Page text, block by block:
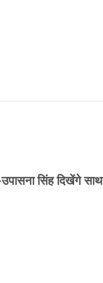
उपासना सिंह दिखेंगे साथ